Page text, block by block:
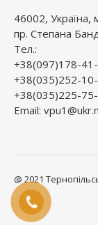
46002, Україна,
пр. Степана
Тел.:
+38(097)178-
+38(035)252-
+38(035)225-
Email:
@ 2021